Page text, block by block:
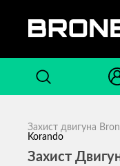
Захист двигуна
Korando
Захист